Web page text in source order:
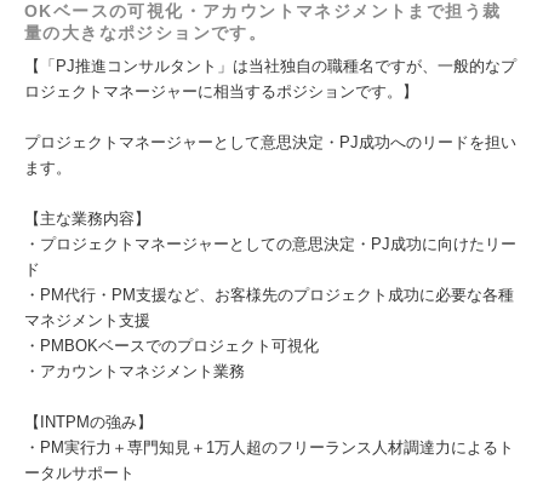
OKベースの可視化・アカウントマネジメントまで担う裁
量の大きなポジションです。
【「PJ推進コンサルタント」は当社独自の職種名ですが、一般的なプ
ロジェクトマネージャーに相当するポジションです。】
プロジェクトマネージャーとして意思決定・PJ成功へのリードを担い
ます。
【主な業務内容】
・プロジェクトマネージャーとしての意思決定・PJ成功に向けたリー
ド
・PM代行・PM支援など、お客様先のプロジェクト成功に必要な各種
マネジメント支援
・PMBOKベースでのプロジェクト可視化
・アカウントマネジメント業務
【INTPMの強み】
・PM実行力＋専門知見＋1万人超のフリーランス人材調達力によるト
ータルサポート